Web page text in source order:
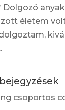
Dolgozó
életem
csoportos